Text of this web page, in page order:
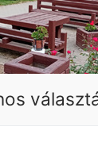
Keresése: